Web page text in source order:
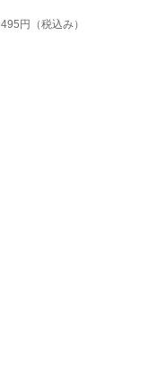
495円 （税込み）